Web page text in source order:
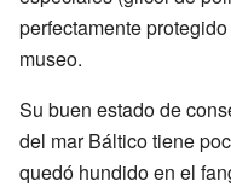
perfectamente
museo.
Su buen estado de
del mar Báltico tiene
quedó hundido en el